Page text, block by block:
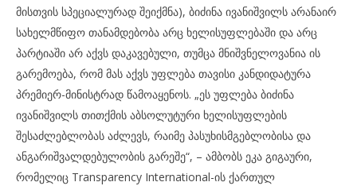
მისთვის სპეციალურად შეიქმნა), ბიძინა ივანიშვილს არანაირ
სახელმწიფო თანამდებობა არც ხელისუფლებაში და არც
პარტიაში არ აქვს დაკავებული, თუმცა მნიშვნელოვანია ის
გარემოება, რომ მას აქვს უფლება თავისი კანდიდატურა
პრემიერ-მინისტრად წამოაყენოს. „ეს უფლება ბიძინა
ივანიშვილს თითქმის აბსოლუტური ხელისუფლების
შესაძლებლობას აძლევს, რაიმე პასუხისმგებლობისა და
ანგარიშვალდებულობის გარეშე“, – ამბობს ეკა გიგაური,
რომელიც Transparency International-ის ქართულ